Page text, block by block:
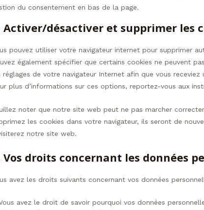
du consentement en bas de la page.
Activer/désactiver et supprimer les
pouvez utiliser votre navigateur internet pour supprimer
également spécifier que certains cookies ne peuvent
réglages de votre navigateur Internet afin que vous
plus d’informations sur ces options, reportez-vous aux
noter que notre site web peut ne pas marcher
les cookies dans votre navigateur, ils seront de
notre site web.
Vos droits concernant les données
avez les droits suivants concernant vos données
avez le droit de savoir pourquoi vos données